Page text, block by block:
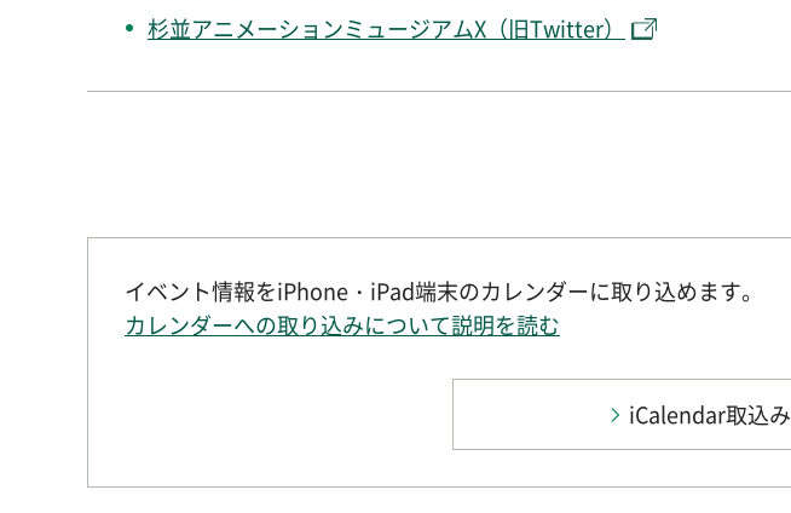
杉並アニメーションミュージアムX（旧Twitter）
イベント情報をiPhone・iPad端末のカレンダーに取り込めます。
カレンダーへの取り込みについて説明を読む
iCalendar取込み